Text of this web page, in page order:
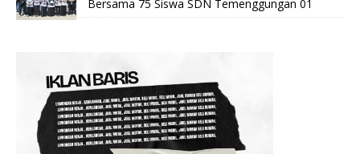
Bersama 75 Siswa SDN Temenggungan 01